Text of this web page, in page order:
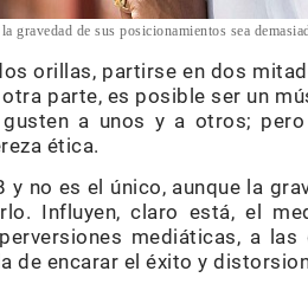
gravedad de sus posicionamientos sea
orillas, partirse en dos
parte, es posible ser un
a unos y a otros;
ética.
y no es el único, aunque la
Influyen, claro está, el
mediáticas, a
de encarar el éxito y